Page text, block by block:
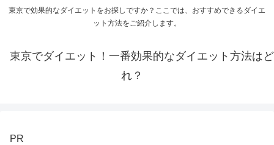
東京で効果的なダイエットをお探しですか？ここでは、おすすめできるダイエ
ット方法をご紹介します。
東京でダイエット！一番効果的なダイエット方法はど
れ？
PR